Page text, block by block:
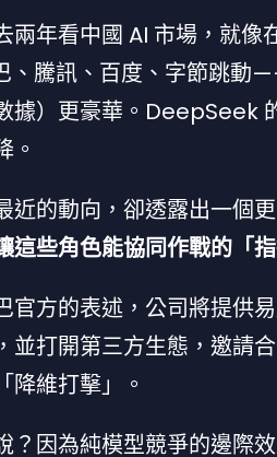
兩年看中國 AI 市場，就
騰訊、百度、字節跳動
據）更豪華。DeepSeek
。
近的動向，卻透露出一個
這些角色能協同作戰的「指
官方的表述，公司將提供
並打開第三方生態，邀請
降維打擊」。
？因為純模型競爭的邊際